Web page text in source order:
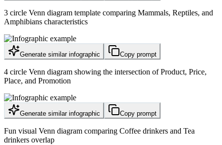
3 circle Venn diagram template comparing Mammals, Reptiles, and
Amphibians characteristics
Generate similar infographic Copy prompt
4 circle Venn diagram showing the intersection of Product, Price,
Place, and Promotion
Generate similar infographic Copy prompt
Fun visual Venn diagram comparing Coffee drinkers and Tea
drinkers overlap